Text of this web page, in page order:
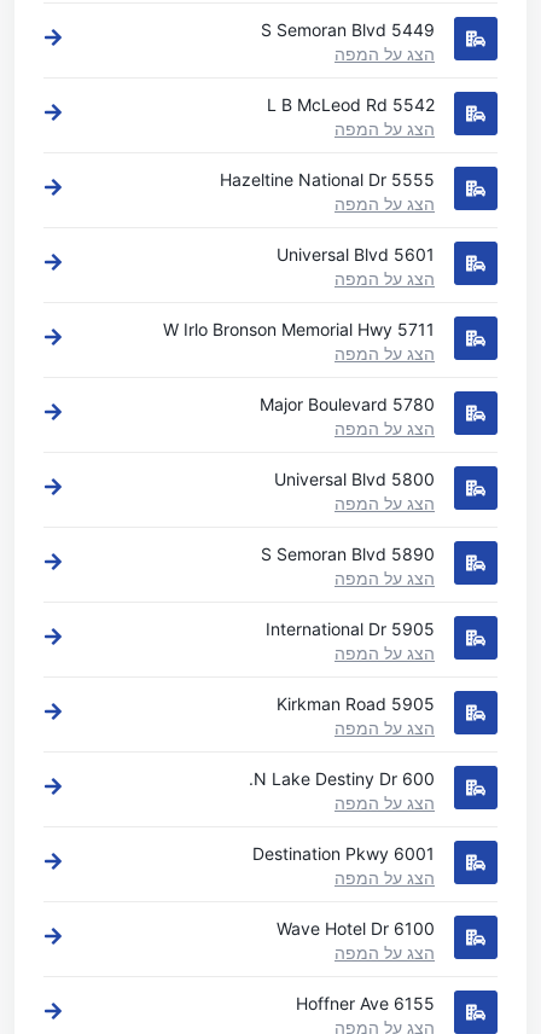
5449 S Semoran Blvd
הצג על המפה
5542 L B McLeod Rd
הצג על המפה
5555 Hazeltine National Dr
הצג על המפה
5601 Universal Blvd
הצג על המפה
5711 W Irlo Bronson Memorial Hwy
הצג על המפה
5780 Major Boulevard
הצג על המפה
5800 Universal Blvd
הצג על המפה
5890 S Semoran Blvd
הצג על המפה
5905 International Dr
הצג על המפה
5905 Kirkman Road
הצג על המפה
600 N Lake Destiny Dr.
הצג על המפה
6001 Destination Pkwy
הצג על המפה
6100 Wave Hotel Dr
הצג על המפה
6155 Hoffner Ave
הצג על המפה